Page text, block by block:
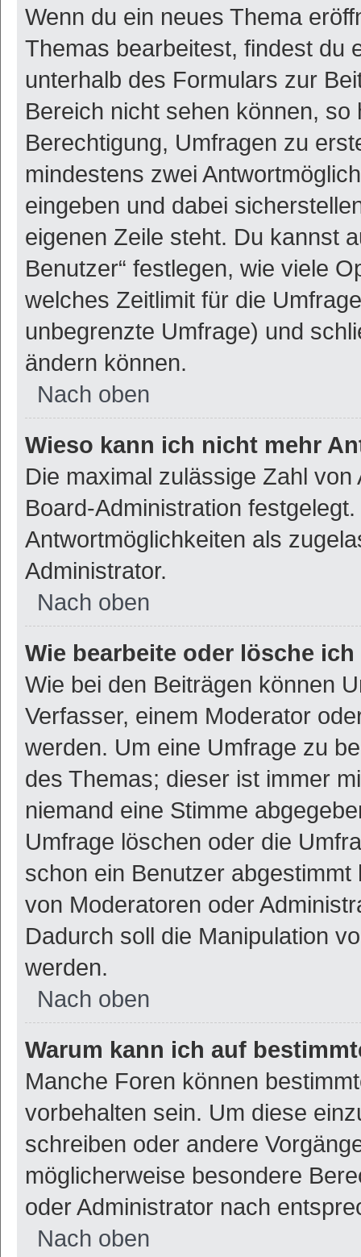
Wenn du ein neues Thema
Themas bearbeitest, findest du
unterhalb des Formulars zur
Bereich nicht sehen können,
Berechtigung, Umfragen zu
mindestens zwei
eingeben und dabei
eigenen Zeile steht. Du kannst
Benutzer“ festlegen, wie viele
welches Zeitlimit für die
unbegrenzte Umfrage) und
ändern können.
Nach oben
Wieso kann ich nicht mehr
Die maximal zulässige Zahl
Board-Administration
Antwortmöglichkeiten als
Administrator.
Nach oben
Wie bearbeite oder lösche
Wie bei den Beiträgen können
Verfasser, einem Moderator
werden. Um eine Umfrage zu
des Themas; dieser ist immer
niemand eine Stimme
Umfrage löschen oder die
schon ein Benutzer
von Moderatoren oder
Dadurch soll die Manipulation
werden.
Nach oben
Warum kann ich auf
Manche Foren können
vorbehalten sein. Um diese
schreiben oder andere
möglicherweise besondere
oder Administrator nach
Nach oben